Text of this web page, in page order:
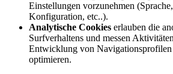
Einstellungen vorzunehmen
Konfiguration, etc..).
Analytische Cookies erlauben die
Surfverhaltens und messen
Entwicklung von Navigationsprofilen
optimieren.